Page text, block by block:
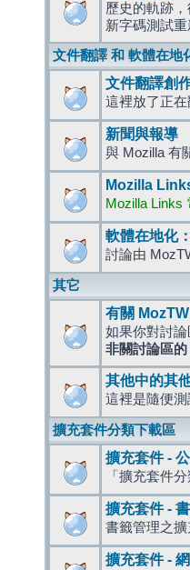
歷史的軌跡
新字碼測試重
文件翻譯 和 軟體在地
文件翻譯創
這裡放了正
新聞與報導
與 Mozilla 有
Mozilla
Mozilla Links
軟體在地化
討論由
其它
有關
如果你對討
非關討論區
其他中的其
這裡是隨便
擴充套件分類下載區
擴充套件 -
「擴充套件
擴充套件 -
書籤管理之
擴充套件 -